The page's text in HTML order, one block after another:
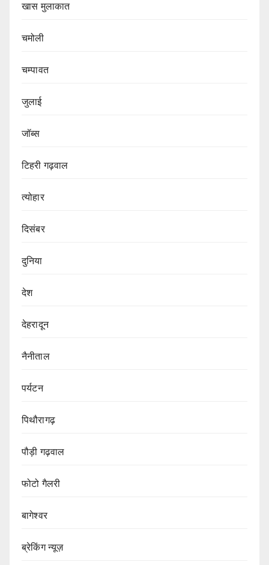
खास मुलाकात
चमोली
चम्पावत
जुलाई
जॉब्स
टिहरी गढ़वाल
त्योहार
दिसंबर
दुनिया
देश
देहरादून
नैनीताल
पर्यटन
पिथौरागढ़
पौड़ी गढ़वाल
फोटो गैलरी
बागेश्वर
ब्रेकिंग न्यूज़